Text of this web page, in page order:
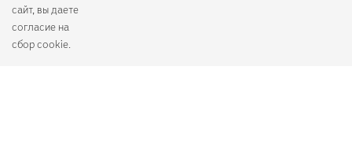
сайт, вы даете
согласие на
сбор cookie.